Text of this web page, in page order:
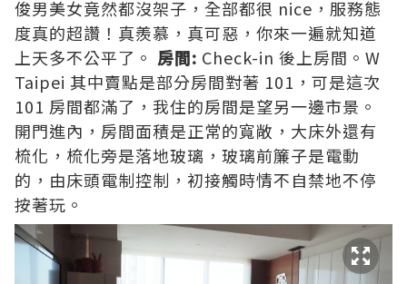
俊男美女竟然都沒架子，全部都很 nice，服務態
度真的超讚！真羨慕，真可惡，你來一遍就知道
上天多不公平了。 房間: Check-in 後上房間。W
Taipei 其中賣點是部分房間對著 101，可是這次
101 房間都滿了，我住的房間是望另一邊市景。
開門進內，房間面積是正常的寬敞，大床外還有
梳化，梳化旁是落地玻璃，玻璃前簾子是電動
的，由床頭電制控制，初接觸時情不自禁地不停
按著玩。